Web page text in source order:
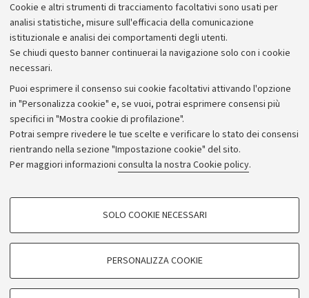
Cookie e altri strumenti di tracciamento facoltativi sono usati per
analisi statistiche, misure sull'efficacia della comunicazione
istituzionale e analisi dei comportamenti degli utenti.
Se chiudi questo banner continuerai la navigazione solo con i cookie
necessari.
Puoi esprimere il consenso sui cookie facoltativi attivando l'opzione
in "Personalizza cookie" e, se vuoi, potrai esprimere consensi più
specifici in "Mostra cookie di profilazione".
Potrai sempre rivedere le tue scelte e verificare lo stato dei consensi
rientrando nella sezione "Impostazione cookie" del sito.
Per maggiori informazioni consulta la nostra Cookie policy.
COOKIE DI PROFILAZIONE - FACOLTATIVI
degli utenti, creare profili in base al loro comportamento sul sito, per analisi
di marketing.
SOLO COOKIE NECESSARI
PERSONALIZZA COOKIE
Attachment
Privacy
Note legali
NormAteneo
Impostazioni Cookie
©Copyright 2024 - ALMA MATER STUDIORUM - Università di